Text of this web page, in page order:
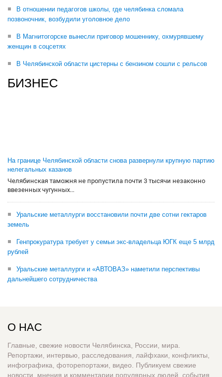
В отношении педагогов школы, где челябинка сломала
позвоночник, возбудили уголовное дело
В Магнитогорске вынесли приговор мошеннику, охмурявшему
женщин в соцсетях
В Челябинской области цистерны с бензином сошли с рельсов
БИЗНЕС
На границе Челябинской области снова развернули крупную партию
нелегальных казанов
Челябинская таможня не пропустила почти 3 тысячи незаконно
ввезенных чугунных...
Уральские металлурги восстановили почти две сотни гектаров
земель
Генпрокуратура требует у семьи экс-владельца ЮГК еще 5 млрд
рублей
Уральские металлурги и «АВТОВАЗ» наметили перспективы
дальнейшего сотрудничества
О НАС
Главные, свежие новости Челябинска, России, мира.
Репортажи, интервью, расследования, лайфхаки, конфликты,
инфографика, фоторепортажи, видео. Публикуем свежие
новости, мнения и комментарии популярных людей, события